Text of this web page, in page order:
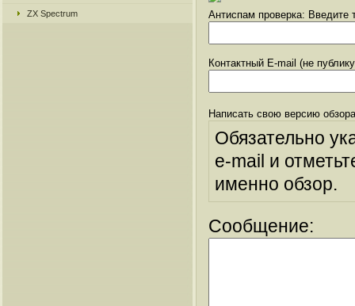
ZX Spectrum Антиспам проверка: Введите
Контактный E-mail (не
Написать свою версию
Обязательно
e-mail и
именно обзор.
Сообщение: